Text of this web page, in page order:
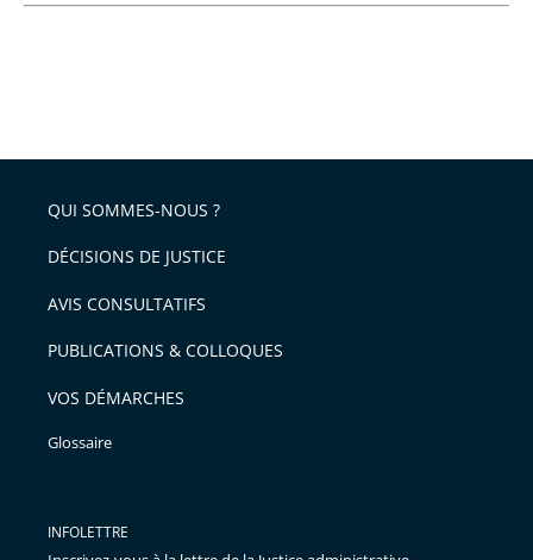
QUI SOMMES-NOUS ?
DÉCISIONS DE JUSTICE
AVIS CONSULTATIFS
PUBLICATIONS & COLLOQUES
VOS DÉMARCHES
Glossaire
INFOLETTRE